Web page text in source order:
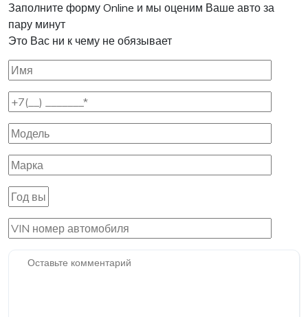
Заполните форму Online и мы оценим Ваше авто за
пару минут
Это Вас ни к чему не обязывает